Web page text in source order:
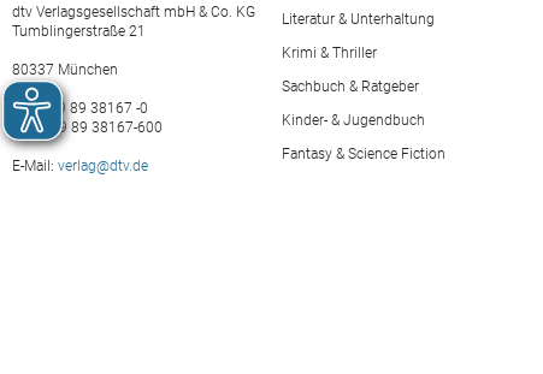
dtv Verlagsgesellschaft mbH & Co. KG
Tumblingerstraße 21
80337 München
Tel.: +49 89 38167 -0
Fax: +49 89 38167-600
E-Mail: verlag@dtv.de
Literatur & Unterhaltung
Krimi & Thriller
Sachbuch & Ratgeber
Kinder- & Jugendbuch
Fantasy & Science Fiction